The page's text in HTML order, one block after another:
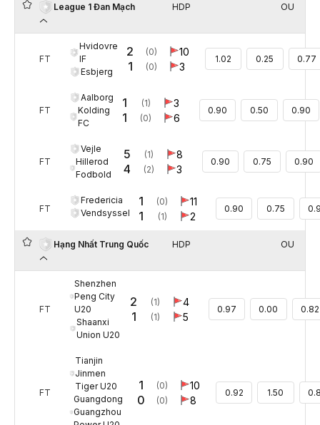
League 1 Đan Mạch HDP OU
FT
Hvidovre
IF
Esbjerg
2
1
(0)
(0)
10
3
1.02 0.25 0.77
FT
Aalborg
Kolding
FC
1
1
(1)
(0)
3
6
0.90 0.50 0.90
FT
Vejle
Hillerod
Fodbold
5
4
(1)
(2)
8
3
0.90 0.75 0.90
FT
Fredericia
Vendsyssel
1
1
(0)
(1)
11
2
0.90 0.75
Hạng Nhất Trung Quốc HDP OU
FT
Shenzhen
Peng City
U20
Shaanxi
Union U20
2
1
(1)
(1)
4
5
0.97 0.00 0.82
FT
Tianjin
Jinmen
Tiger U20
Guangdong
Guangzhou
1
0
(0)
(0)
10
8
0.92 1.50